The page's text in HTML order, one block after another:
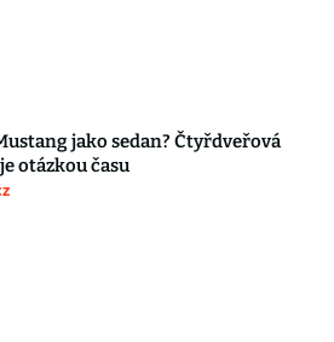
jako sedan? Čtyřdveřová
otázkou času